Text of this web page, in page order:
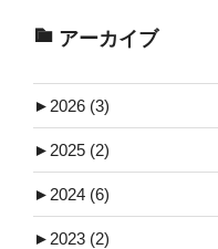
アーカイブ
► 2026 (3)
► 2025 (2)
► 2024 (6)
► 2023 (2)